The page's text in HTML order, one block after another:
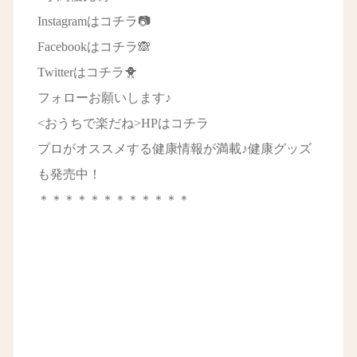
Instagramはコチラ📷
Facebookはコチラ🙈
Twitterはコチラ🐥
フォローお願いします♪
<おうちで楽だね>HPはコチラ
プロがオススメする健康情報が満載♪健康グッズ
も発売中！
＊＊＊＊＊＊＊＊＊＊＊＊